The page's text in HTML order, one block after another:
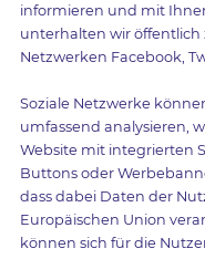
informieren und mit
unterhalten wir öffentlich
Netzwerken Facebook,
Soziale Netzwerke
umfassend analysieren,
Website mit integrierten
Buttons oder
dass dabei Daten der
Europäischen Union
können sich für die